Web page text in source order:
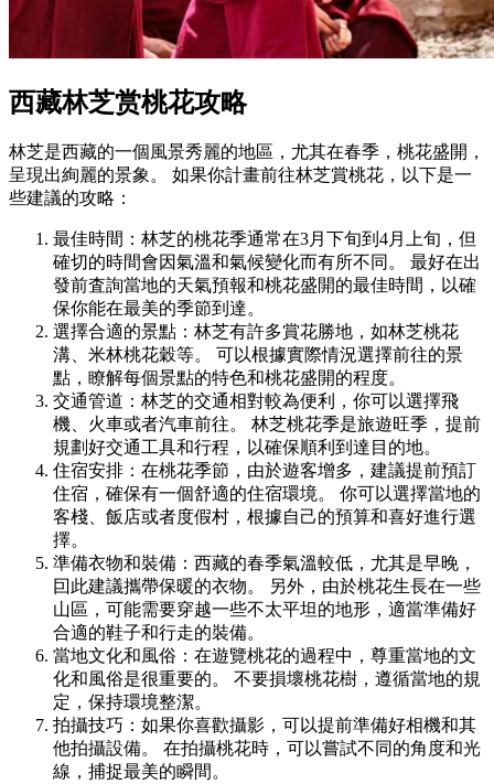
西藏林芝赏桃花攻略
林芝是西藏的一個風景秀麗的地區，尤其在春季，桃花盛開，
呈現出絢麗的景象。 如果你計畫前往林芝賞桃花，以下是一
些建議的攻略：
最佳時間：林芝的桃花季通常在3月下旬到4月上旬，但
確切的時間會因氣溫和氣候變化而有所不同。 最好在出
發前査詢當地的天氣預報和桃花盛開的最佳時間，以確
保你能在最美的季節到達。
選擇合適的景點：林芝有許多賞花勝地，如林芝桃花
溝、米林桃花穀等。 可以根據實際情況選擇前往的景
點，瞭解每個景點的特色和桃花盛開的程度。
交通管道：林芝的交通相對較為便利，你可以選擇飛
機、火車或者汽車前往。 林芝桃花季是旅遊旺季，提前
規劃好交通工具和行程，以確保順利到達目的地。
住宿安排：在桃花季節，由於遊客增多，建議提前預訂
住宿，確保有一個舒適的住宿環境。 你可以選擇當地的
客棧、飯店或者度假村，根據自己的預算和喜好進行選
擇。
準備衣物和裝備：西藏的春季氣溫較低，尤其是早晚，
囙此建議攜帶保暖的衣物。 另外，由於桃花生長在一些
山區，可能需要穿越一些不太平坦的地形，適當準備好
合適的鞋子和行走的裝備。
當地文化和風俗：在遊覽桃花的過程中，尊重當地的文
化和風俗是很重要的。 不要損壞桃花樹，遵循當地的規
定，保持環境整潔。
拍攝技巧：如果你喜歡攝影，可以提前準備好相機和其
他拍攝設備。 在拍攝桃花時，可以嘗試不同的角度和光
線，捕捉最美的瞬間。